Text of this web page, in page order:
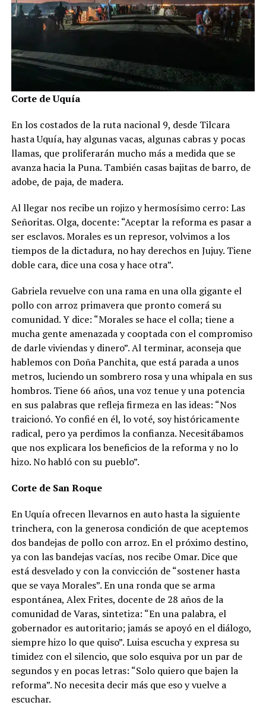
Corte de Uquía
En los costados de la ruta nacional 9, desde Tilcara
hasta Uquía, hay algunas vacas, algunas cabras y pocas
llamas, que proliferarán mucho más a medida que se
avanza hacia la Puna. También casas bajitas de barro, de
adobe, de paja, de madera.
Al llegar nos recibe un rojizo y hermosísimo cerro: Las
Señoritas. Olga, docente: “Aceptar la reforma es pasar a
ser esclavos. Morales es un represor, volvimos a los
tiempos de la dictadura, no hay derechos en Jujuy. Tiene
doble cara, dice una cosa y hace otra”.
Gabriela revuelve con una rama en una olla gigante el
pollo con arroz primavera que pronto comerá su
comunidad. Y dice: “Morales se hace el colla; tiene a
mucha gente amenazada y cooptada con el compromiso
de darle viviendas y dinero”. Al terminar, aconseja que
hablemos con Doña Panchita, que está parada a unos
metros, luciendo un sombrero rosa y una whipala en sus
hombros. Tiene 66 años, una voz tenue y una potencia
en sus palabras que refleja firmeza en las ideas: “Nos
traicionó. Yo confié en él, lo voté, soy históricamente
radical, pero ya perdimos la confianza. Necesitábamos
que nos explicara los beneficios de la reforma y no lo
hizo. No habló con su pueblo”.
Corte de San Roque
En Uquía ofrecen llevarnos en auto hasta la siguiente
trinchera, con la generosa condición de que aceptemos
dos bandejas de pollo con arroz. En el próximo destino,
ya con las bandejas vacías, nos recibe Omar. Dice que
está desvelado y con la convicción de “sostener hasta
que se vaya Morales”. En una ronda que se arma
espontánea, Alex Frites, docente de 28 años de la
comunidad de Varas, sintetiza: “En una palabra, el
gobernador es autoritario; jamás se apoyó en el diálogo,
siempre hizo lo que quiso”. Luisa escucha y expresa su
timidez con el silencio, que solo esquiva por un par de
segundos y en pocas letras: “Solo quiero que bajen la
reforma”. No necesita decir más que eso y vuelve a
escuchar.